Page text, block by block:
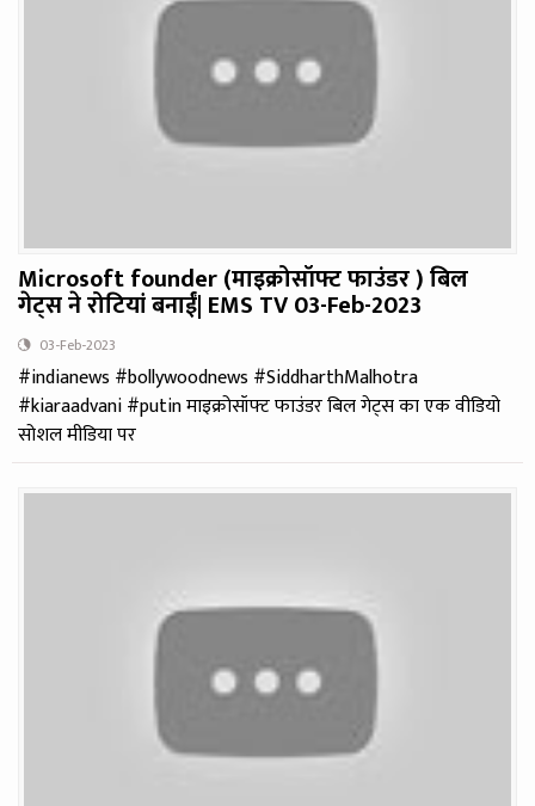
Microsoft founder (माइक्रोसॉफ्ट फाउंडर ) बिल
गेट्स ने रोटियां बनाईं| EMS TV 03-Feb-2023
03-Feb-2023
#indianews #bollywoodnews #SiddharthMalhotra
#kiaraadvani #putin माइक्रोसॉफ्ट फाउंडर बिल गेट्स का एक वीडियो
सोशल मीडिया पर